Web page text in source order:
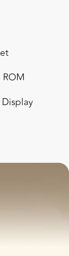
ROM